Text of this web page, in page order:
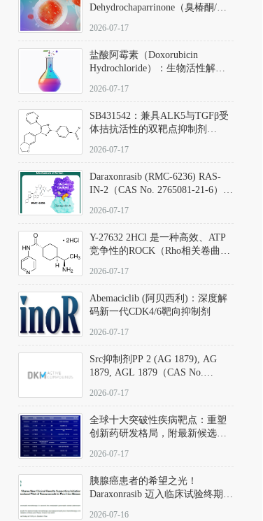
Dehydrochaparrinone（臭椿酮/臭
DKM货号 D806885
2026-07-17
盐酸阿霉素（Doxorubicin
Hydrochloride）：生物活性解
范
2026-07-17
SB431542：兼具ALK5与TGFβ受
体拮抗活性的双靶点抑制剂
D801067）
2026-07-17
Daraxonrasib (RMC-6236) RAS-
IN-2（CAS No. 2765081-21-6）：
向KRAS/NRAS/HRAS的广谱RAS
2026-07-17
Y-27632 2HCl 是一种高效、ATP
竞争性的ROCK（Rho相关卷曲螺
同等抑制ROCK1与ROCK2；其通
过精准嵌入激酶的ATP结合位点
发挥抑制作用，对ROCK1和
ROCK2的解离常数（Ki）分别为
140 nM和300 nM；在众多丝氨酸/
中，其靶向ROCK的选择性超过
200倍，凸显出优异的分子特异
2026-07-17
Abemaciclib (阿贝西利)：深度解
码新一代CDK4/6靶向抑制剂
2026-07-17
Src抑制剂PP 2 (AG 1879), AG
1879, AGL 1879（CAS No.
应用指南
2026-07-17
全球十大突破性疾病靶点：重塑
创新药研发格局，附最新候选分
2026-07-17
胰腺癌患者的希望之光！
Daraxonrasib 迈入临床试验终期阶
2026-07-16